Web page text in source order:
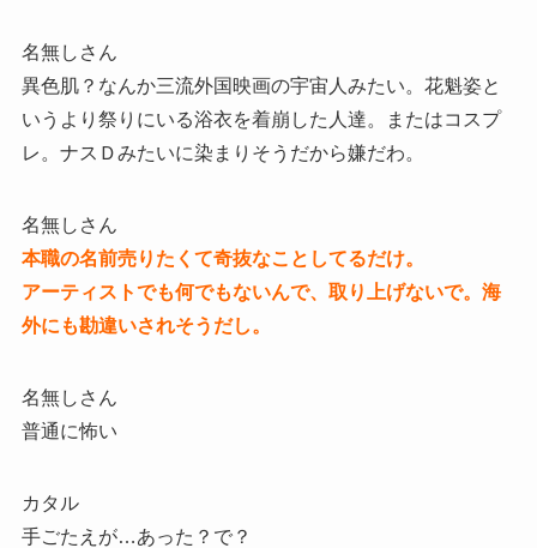
名無しさん
異色肌？なんか三流外国映画の宇宙人みたい。花魁姿と
いうより祭りにいる浴衣を着崩した人達。またはコスプ
レ。ナスＤみたいに染まりそうだから嫌だわ。
名無しさん
本職の名前売りたくて奇抜なことしてるだけ。
アーティストでも何でもないんで、取り上げないで。海
外にも勘違いされそうだし。
名無しさん
普通に怖い
カタル
手ごたえが…あった？で？